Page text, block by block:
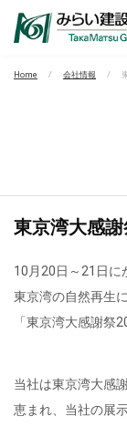
Home 会社情報
東京湾大感
10月20日～21日に
東京湾の自然再生
「東京湾大感謝祭
当社は東京湾大感
恵まれ、当社の展